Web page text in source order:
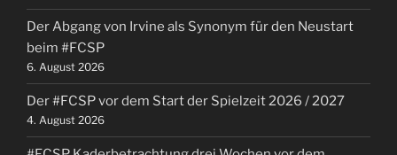
Der Abgang von Irvine als Synonym für den Neustart
beim #FCSP
6. August 2026
Der #FCSP vor dem Start der Spielzeit 2026 / 2027
4. August 2026